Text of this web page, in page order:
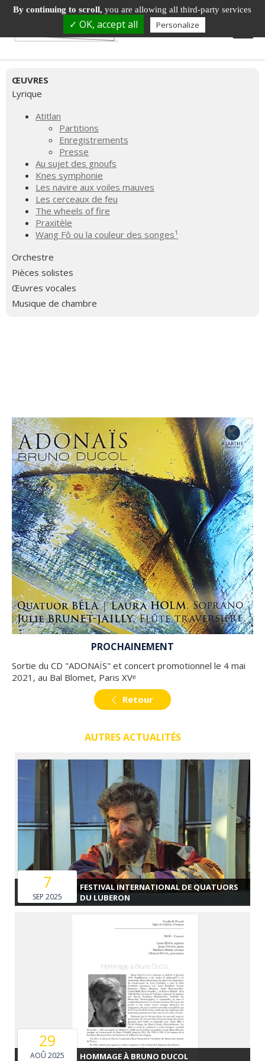
ŒUVRES
Lyrique
Atitlan
Partitions
Enregistrements
Presse
Au sujet des gnoufs
Knes symphonie
Les navire aux voiles mauves
Les cerceaux de feu
The wheels of fire
Praxitèle
Wang Fô ou la couleur des songes¹
Orchestre
Pièces solistes
Œuvres vocales
Musique de chambre
PROCHAINEMENT
Sortie du CD "ADONAÏS" et concert promotionnel le 4 mai
2021, au Bal Blomet, Paris XVᵉ
Retour
AUTRES ACTUALITÉS
FESTIVAL INTERNATIONAL DE QUATUORS
DU LUBERON
7
SEP 2025
HOMMAGE À BRUNO DUCOL
29
AOÛ 2025
By continuing to scroll, you are allowing all third-party services
✓ OK, accept all Personalize